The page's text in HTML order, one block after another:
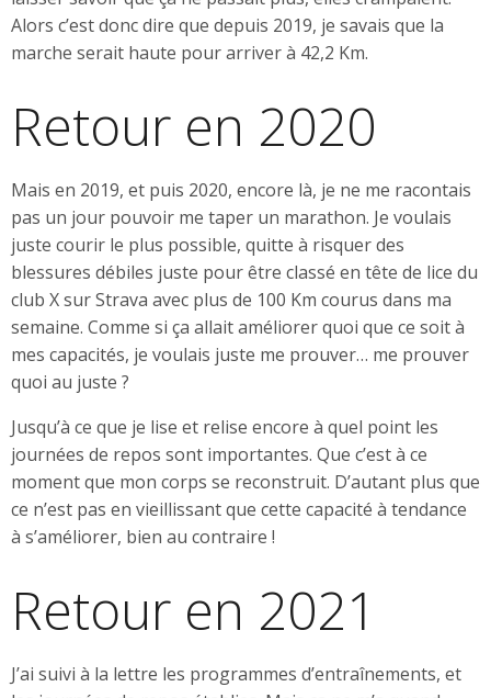
Alors c’est donc dire que depuis 2019, je savais que la
marche serait haute pour arriver à 42,2 Km.
Retour en 2020
Mais en 2019, et puis 2020, encore là, je ne me racontais
pas un jour pouvoir me taper un marathon. Je voulais
juste courir le plus possible, quitte à risquer des
blessures débiles juste pour être classé en tête de lice du
club X sur Strava avec plus de 100 Km courus dans ma
semaine. Comme si ça allait améliorer quoi que ce soit à
mes capacités, je voulais juste me prouver… me prouver
quoi au juste ?
Jusqu’à ce que je lise et relise encore à quel point les
journées de repos sont importantes. Que c’est à ce
moment que mon corps se reconstruit. D’autant plus que
ce n’est pas en vieillissant que cette capacité à tendance
à s’améliorer, bien au contraire !
Retour en 2021
J’ai suivi à la lettre les programmes d’entraînements, et